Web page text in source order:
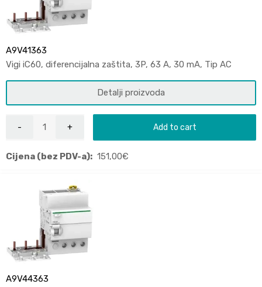
A9V41363
Vigi iC60, diferencijalna zaštita, 3P, 63 A, 30 mA, Tip AC
Detalji proizvoda
Add to cart
Cijena (bez PDV-a): 151,00€
A9V44363